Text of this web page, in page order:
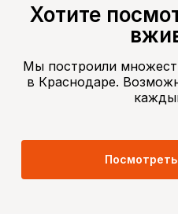
Хотите
Мы построили
в Краснодаре.